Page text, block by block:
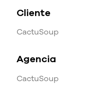
Cliente
CactuSoup
Agencia
CactuSoup